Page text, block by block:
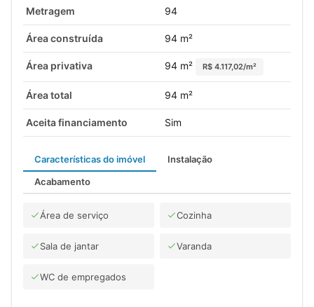
Metragem 94
Área construída 94 m²
Área privativa 94 m² R$ 4.117,02/m²
Área total 94 m²
Aceita financiamento Sim
Características do imóvel
Instalação
Acabamento
Área de serviço Cozinha
Sala de jantar Varanda
WC de empregados